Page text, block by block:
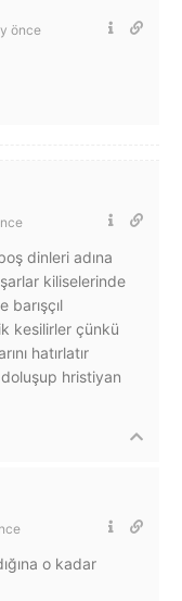
önce
dinleri adına
kiliselerinde
barışçıl
kesilirler çünkü
hatırlatır
hristiyan
o kadar